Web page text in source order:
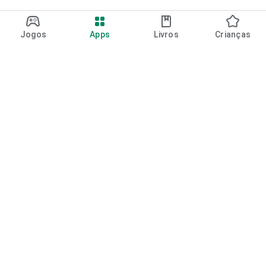
Jogos Apps Livros Crianças